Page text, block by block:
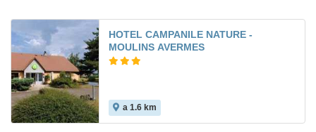
HOTEL CAMPANILE NATURE -
MOULINS AVERMES
a 1.6 km